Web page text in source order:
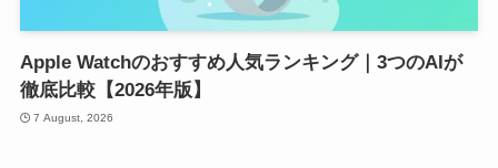
Apple Watchのおすすめ人気ランキング｜3つのAIが
徹底比較【2026年版】
7 August, 2026